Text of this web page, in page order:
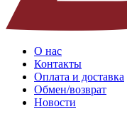
О нас
Контакты
Оплата и доставка
Обмен/возврат
Новости